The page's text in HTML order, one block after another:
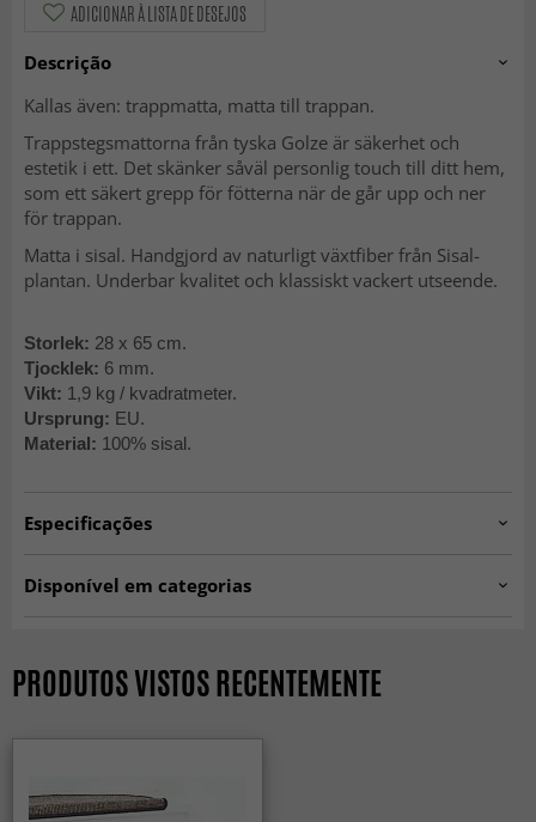
ADICIONAR À LISTA DE DESEJOS
Descrição
Kallas även: trappmatta, matta till trappan.
Trappstegsmattorna från tyska Golze är säkerhet och
estetik i ett. Det skänker såväl personlig touch till ditt hem,
som ett säkert grepp för fötterna när de går upp och ner
för trappan.
Matta i sisal. Handgjord av naturligt växtfiber från Sisal-
plantan. Underbar kvalitet och klassiskt vackert utseende.
Storlek: 28 x 65 cm.
Tjocklek: 6 mm.
Vikt: 1,9 kg / kvadratmeter.
Ursprung: EU.
Material: 100% sisal.
Especificações
Disponível em categorias
PRODUTOS VISTOS RECENTEMENTE